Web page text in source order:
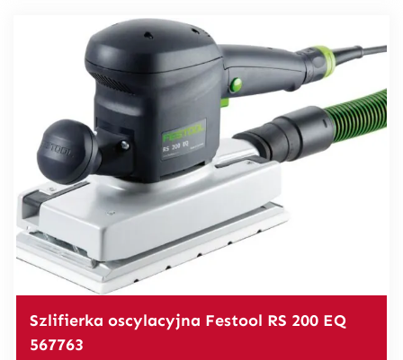
Szlifierka oscylacyjna Festool RS 200 EQ
567763